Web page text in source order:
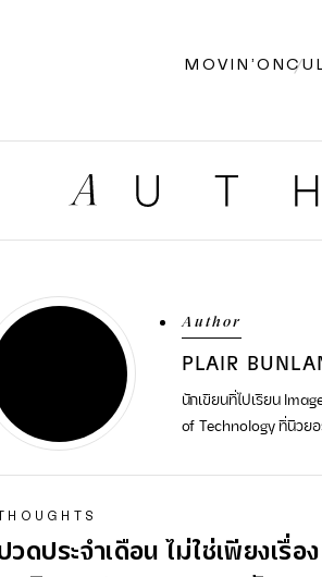
MOVIN’ON
Author
PLAIR
นักเขียนที่ไปเรียน
of Technology ที่นิวย
วดประจำเดือน ไม่ใช่เพียงเรื่อง